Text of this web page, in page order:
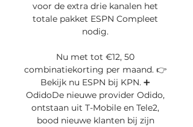
voor de extra drie kanalen het
totale pakket ESPN Compleet
nodig.
Nu met tot €12, 50
combinatiekorting per maand. 👉
Bekijk nu ESPN bij KPN. ➕
OdidoDe nieuwe provider Odido,
ontstaan uit T-Mobile en Tele2,
bood nieuwe klanten bij zijn